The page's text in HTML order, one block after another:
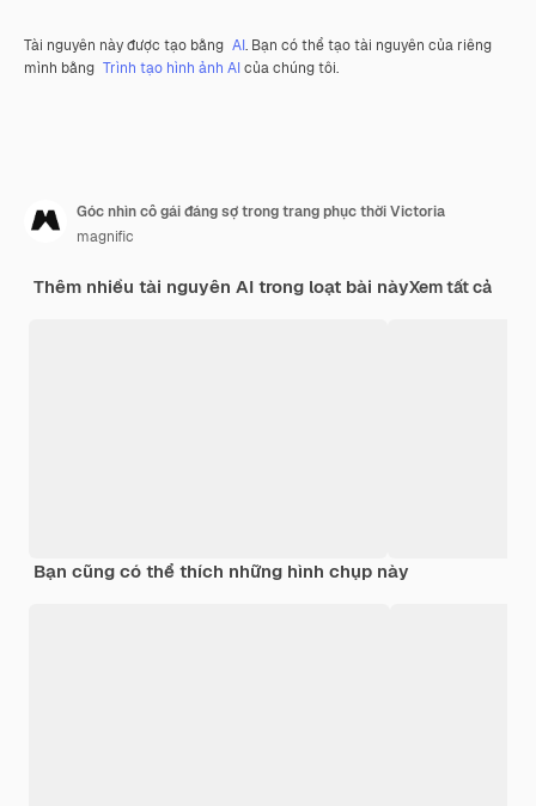
Tài nguyên này được tạo bằng AI. Bạn có thể tạo tài nguyên của riêng
mình bằng Trình tạo hình ảnh AIcủa chúng tôi.
Góc nhìn cô gái đáng sợ trong trang phục thời Victoria
magnific
Thêm nhiều tài nguyên AI trong loạt bài nàyXem tất cả
Bạn cũng có thể thích những hình chụp này